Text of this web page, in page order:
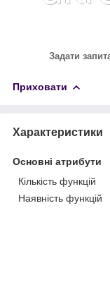
Задати
Приховати
Характеристики
Основні атрибути
Кількість функцій
Наявність функцій